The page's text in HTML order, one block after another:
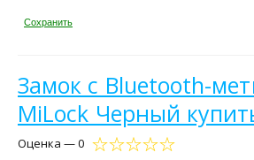
Сохранить
Замок с Bluetooth-
MiLock Черный
Оценка — 0